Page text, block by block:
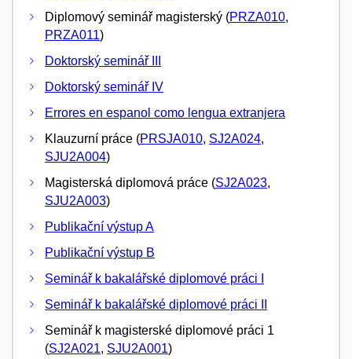
Diplomový seminář magisterský (PRZA010,
PRZA011)
Doktorský seminář III
Doktorský seminář IV
Errores en espanol como lengua extranjera
Klauzurní práce (PRSJA010, SJ2A024,
SJU2A004)
Magisterská diplomová práce (SJ2A023,
SJU2A003)
Publikační výstup A
Publikační výstup B
Seminář k bakalářské diplomové práci I
Seminář k bakalářské diplomové práci II
Seminář k magisterské diplomové práci 1
(SJ2A021, SJU2A001)